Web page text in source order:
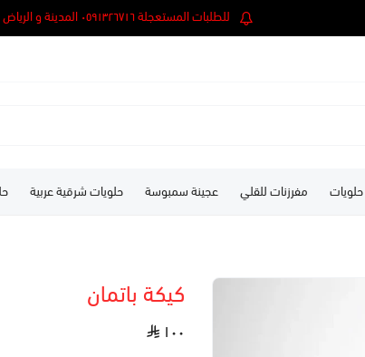
للطلبات المستعجلة ٠٥٩١٣٢٦٧١٦ المدينة و الرياض و دمام.
حلويات مفرزنات للقلي عجينة سمبوسة حلويات شرقية عربية
كيكة باتمان
١٠٠